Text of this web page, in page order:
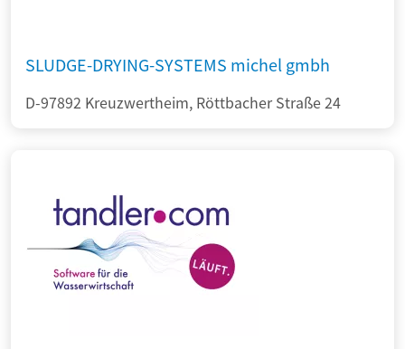
SLUDGE-DRYING-SYSTEMS michel gmbh
D-97892 Kreuzwertheim, Röttbacher Straße 24